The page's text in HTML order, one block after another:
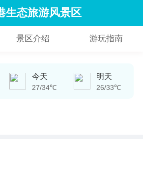
生态旅游风景区
景区介绍 游玩指南
今天
27/34℃
明天
26/33℃